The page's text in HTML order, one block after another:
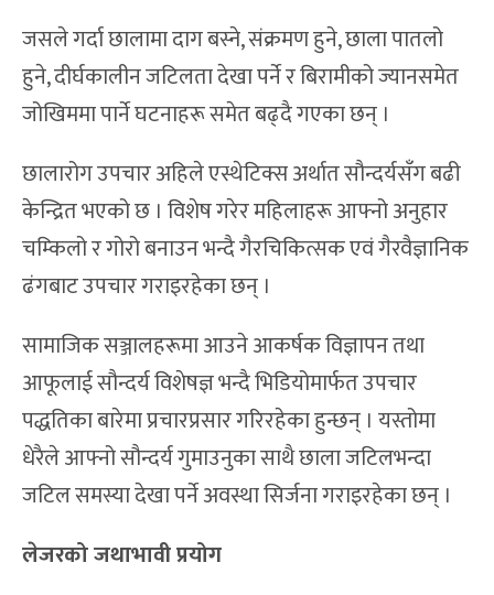
जसले गर्दा छालामा दाग बस्ने, संक्रमण हुने, छाला पातलो
हुने, दीर्घकालीन जटिलता देखा पर्ने र बिरामीको ज्यानसमेत
जोखिममा पार्ने घटनाहरू समेत बढ्दै गएका छन् ।
छालारोग उपचार अहिले एस्थेटिक्स अर्थात सौन्दर्यसँग बढी
केन्द्रित भएको छ । विशेष गरेर महिलाहरू आफ्नो अनुहार
चम्किलो र गोरो बनाउन भन्दै गैरचिकित्सक एवं गैरवैज्ञानिक
ढंगबाट उपचार गराइरहेका छन् ।
सामाजिक सञ्जालहरूमा आउने आकर्षक विज्ञापन तथा
आफूलाई सौन्दर्य विशेषज्ञ भन्दै भिडियोमार्फत उपचार
पद्धतिका बारेमा प्रचारप्रसार गरिरहेका हुन्छन् । यस्तोमा
धेरैले आफ्नो सौन्दर्य गुमाउनुका साथै छाला जटिलभन्दा
जटिल समस्या देखा पर्ने अवस्था सिर्जना गराइरहेका छन् ।
लेजरको जथाभावी प्रयोग